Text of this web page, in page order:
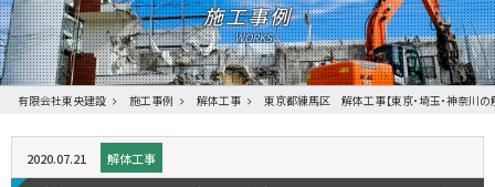
施工事例
有限会社東央建設 施工事例 解体工事 東京都練馬区 解体工事【東京・埼玉・神奈川の
2020.07.21 解体工事